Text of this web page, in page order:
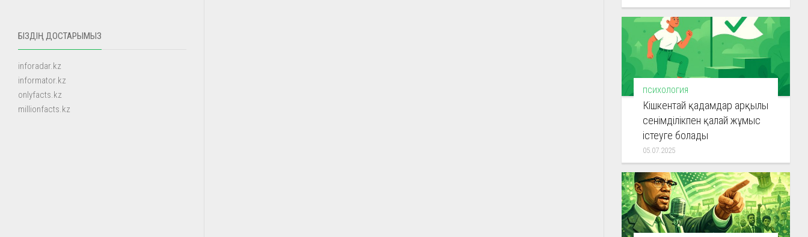
БІЗДІҢ ДОСТАРЫМЫЗ
inforadar.kz
informator.kz
onlyfacts.kz
millionfacts.kz
ПСИХОЛОГИЯ
Кішкентай қадамдар арқылы
сенімділікпен қалай жұмыс
істеуге болады
05.07.2025